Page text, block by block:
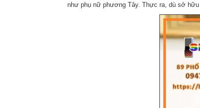
như phụ nữ phương Tây. Thực ra, dù sở